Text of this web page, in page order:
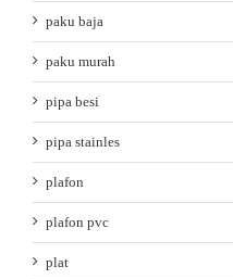
paku baja
paku murah
pipa besi
pipa stainles
plafon
plafon pvc
plat